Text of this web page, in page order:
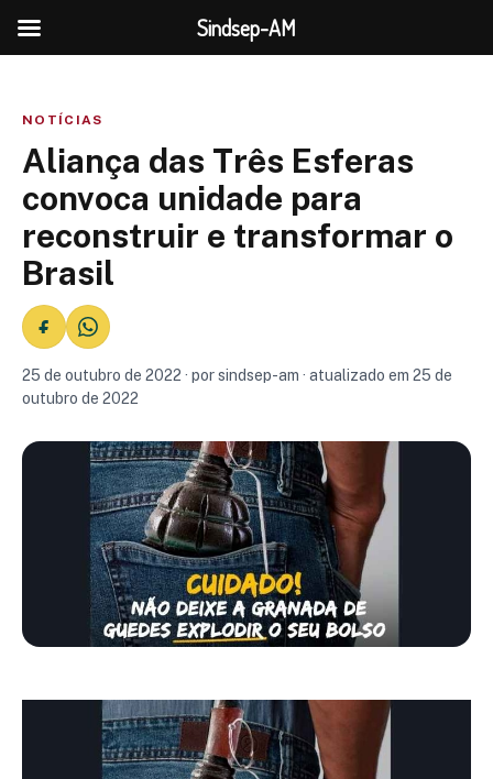
NOTÍCIAS
Aliança das Três Esferas
convoca unidade para
reconstruir e transformar o
Brasil
25 de outubro de 2022 · por sindsep-am · atualizado em 25 de
outubro de 2022
Sindsep-AM